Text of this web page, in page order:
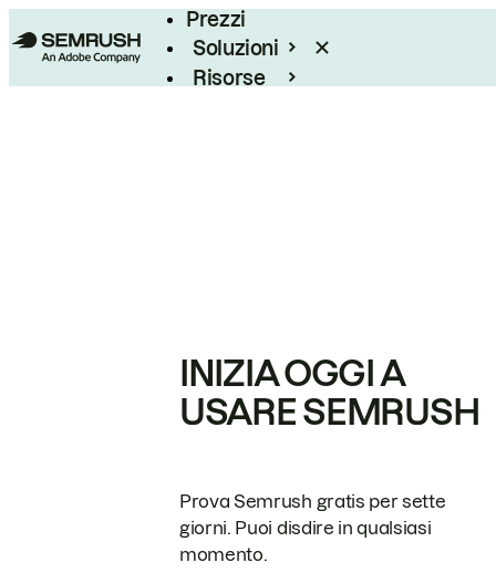
Prezzi
Soluzioni
Risorse
INIZIA OGGI A
USARE SEMRUSH
Prova Semrush gratis per sette
giorni. Puoi disdire in qualsiasi
momento.